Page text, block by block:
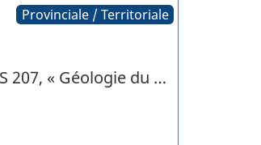
Provinciale / Territoriale
207, « Géologie du …